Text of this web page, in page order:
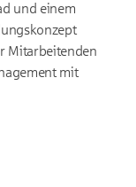
und einem
Mitarbeitenden
mit